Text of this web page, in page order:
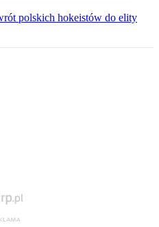
polskich hokeistów do elity